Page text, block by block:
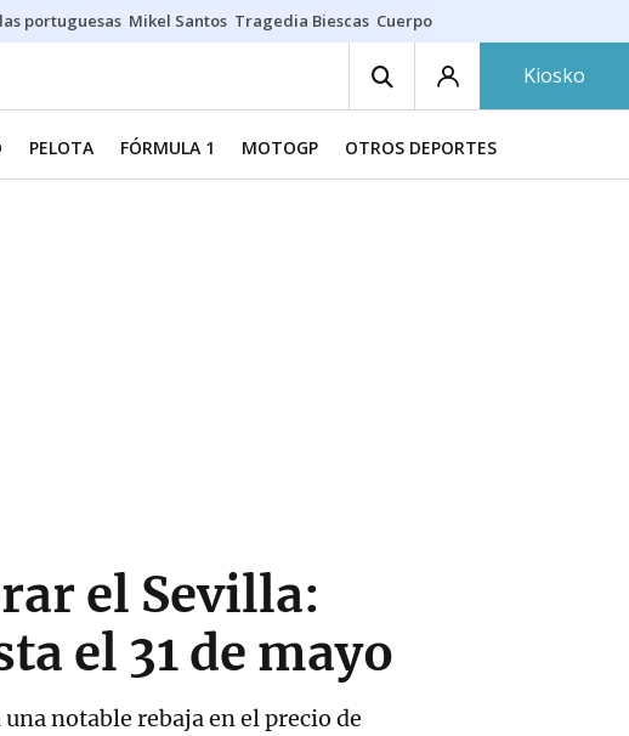
portuguesas Mikel Santos Tragedia Biescas Cuerpo ría
Kiosko
PELOTA FÓRMULA 1 MOTOGP OTROS DEPORTES
el Sevilla:
el 31 de mayo
notable rebaja en el precio de